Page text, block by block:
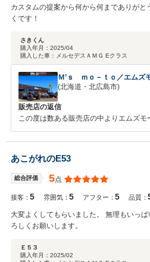
カスタムの提案から何から何までありがと
くです！
さきくん
購入年月： 2025/04
購入した車：
メルセデスＡＭＧ Eクラス
Ｍ’ｓ ｍｏ－ｔｏ／エムズ
(北海道・北広島市)
販売店の返信
この度は数ある販売店の中よりエムズモ
もどうぞよろしくお願いいたします。
あこがれのE53
総合評価 5点
接客：5 雰囲気：5 アフター：5 品質：
大変よくしてもらいました。 無理もいっ
ろしくお願いします。
Ｅ５３
購入年月： 2025/02